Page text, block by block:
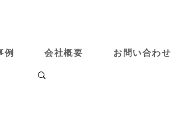
例 会社概要 お問い合わせ